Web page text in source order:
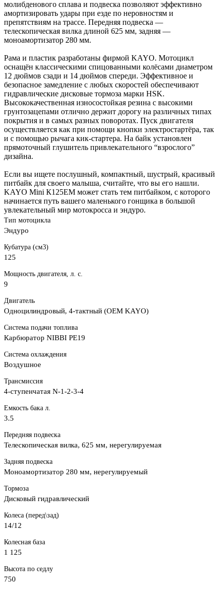
молибденового сплава и подвеска позволяют эффективно
амортизировать удары при езде по неровностям и
препятствиям на трассе. Передняя подвеска —
телескопическая вилка длиной 625 мм, задняя —
моноамортизатор 280 мм.
Рама и пластик разработаны фирмой KAYO. Мотоцикл
оснащён классическими спицованными колёсами диаметром
12 дюймов сзади и 14 дюймов спереди. Эффективное и
безопасное замедление с любых скоростей обеспечивают
гидравлические дисковые тормоза марки HSK.
Высококачественная износостойкая резина с высокими
грунтозацепами отлично держит дорогу на различных типах
покрытия и в самых разных поворотах. Пуск двигателя
осуществляется как при помощи кнопки электростартёра, так
и с помощью рычага кик-стартера. На байк установлен
прямоточный глушитель привлекательного “взрослого”
дизайна.
Если вы ищете послушный, компактный, шустрый, красивый
питбайк для своего малыша, считайте, что вы его нашли.
KAYO Mini К125EM может стать тем питбайком, с которого
начинается путь вашего маленького гонщика в большой
увлекательный мир мотокросса и эндуро.
Тип мотоцикла
Эндуро
Кубатура (см3)
125
Мощность двигателя, л. с.
9
Двигатель
Одноцилиндровый, 4-тактный (OEM KAYO)
Система подачи топлива
Карбюратор NIBBI PE19
Система охлаждения
Воздушное
Трансмиссия
4-ступенчатая N-1-2-3-4
Емкость бака л.
3.5
Передняя подвеска
Телескопическая вилка, 625 мм, нерегулируемая
Задняя подвеска
Моноамортизатор 280 мм, нерегулируемый
Тормоза
Дисковый гидравлический
Колеса (перед\зад)
14/12
Колесная база
1 125
Высота по седлу
750